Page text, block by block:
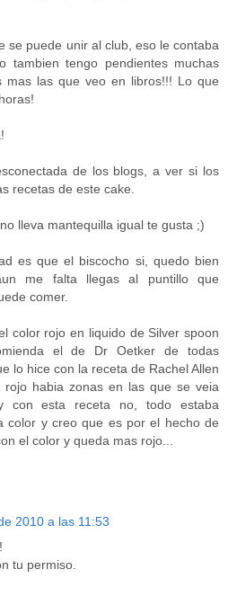
se puede unir al club, eso le contaba
tambien tengo pendientes muchas
mas las que veo en libros!!! Lo que
de los blogs, a ver si los
recetas de este cake.
lleva mantequilla igual te gusta ;)
es que el biscocho si, quedo bien
me falta llegas al puntillo que
comer.
color rojo en liquido de Silver spoon
el de Dr Oetker de todas
lo hice con la receta de Rachel Allen
rojo habia zonas en las que se veia
con esta receta no, todo estaba
color y creo que es por el hecho de
el color y queda mas rojo...
2010 a las 11:53
tu permiso.